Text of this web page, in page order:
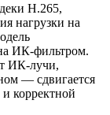
H.265,
нагрузки на
ИК-фильтром.
ИК-лучи,
— сдвигается
корректной